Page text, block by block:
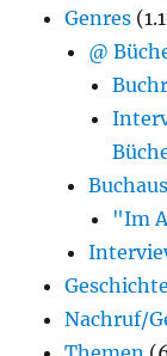
Genres
@
"Im
Geschichte
Nachruf/